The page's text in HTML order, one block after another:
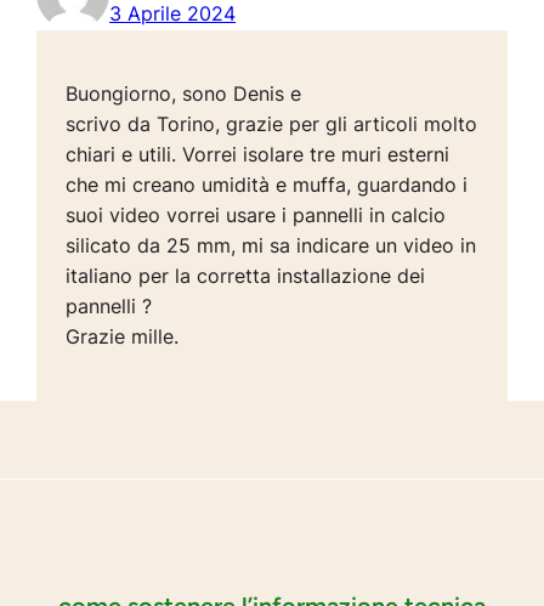
3 Aprile 2024
Buongiorno, sono Denis e
scrivo da Torino, grazie per gli articoli molto
chiari e utili. Vorrei isolare tre muri esterni
che mi creano umidità e muffa, guardando i
suoi video vorrei usare i pannelli in calcio
silicato da 25 mm, mi sa indicare un video in
italiano per la corretta installazione dei
pannelli ?
Grazie mille.